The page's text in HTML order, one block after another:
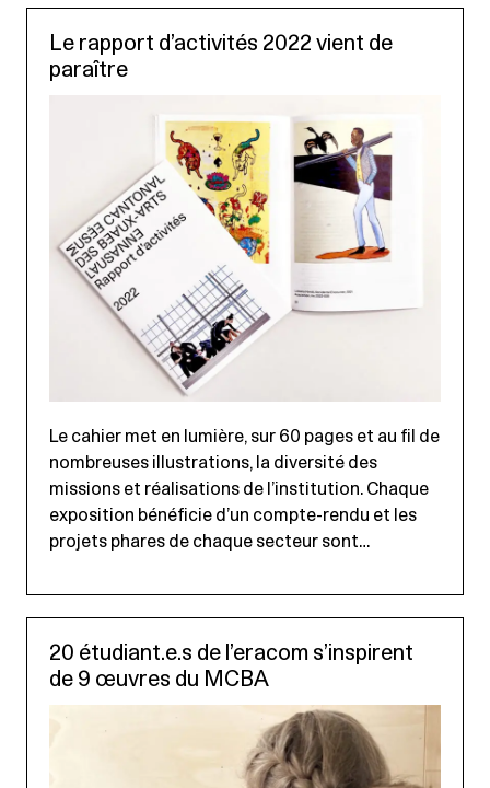
Le rapport d’activités 2022 vient de
paraître
Le cahier met en lumière, sur 60 pages et au fil de
nombreuses illustrations, la diversité des
missions et réalisations de l’institution. Chaque
exposition bénéficie d’un compte-rendu et les
projets phares de chaque secteur sont…
20 étudiant.e.s de l’eracom s’inspirent
de 9 œuvres du MCBA